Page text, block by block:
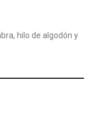
hilo de algodón y